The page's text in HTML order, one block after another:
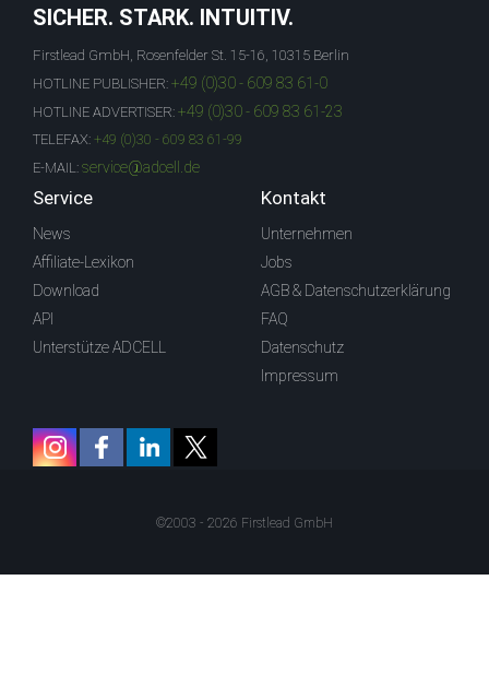
SICHER. STARK. INTUITIV.
Firstlead GmbH, Rosenfelder St. 15-16, 10315 Berlin
HOTLINE PUBLISHER: +49 (0)30 - 609 83 61-0
HOTLINE ADVERTISER: +49 (0)30 - 609 83 61-23
TELEFAX: +49 (0)30 - 609 83 61-99
E-MAIL: service@adcell.de
Service
News
Affiliate-Lexikon
Download
API
Unterstütze ADCELL
Kontakt
Unternehmen
Jobs
AGB & Datenschutzerklärung
FAQ
Datenschutz
Impressum
©2003 - 2026 Firstlead GmbH